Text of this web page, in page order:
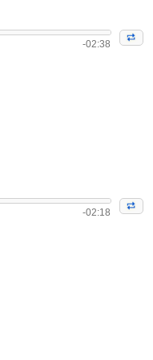
-02:38
-02:18